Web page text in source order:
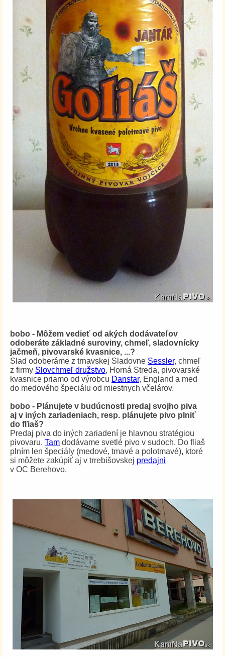
bobo - Môžem vedieť od akých dodávateľov
odoberáte základné suroviny, chmeľ, sladovnícky
jačmeň, pivovarské kvasnice, ...?
Slad odoberáme z trnavskej Sladovne Sessler, chmeľ
z firmy Slovchmeľ družstvo, Horná Streda, pivovarské
kvasnice priamo od výrobcu Danstar, England a med
do medového špeciálu od miestnych včelárov.
bobo - Plánujete v budúcnosti predaj svojho piva
aj v iných zariadeniach, resp. plánujete pivo plniť
do fľiaš?
Predaj piva do iných zariadení je hlavnou stratégiou
pivovaru. Tam dodávame svetlé pivo v sudoch. Do fliaš
plním len špeciály (medové, tmavé a polotmavé), ktoré
si môžete zakúpiť aj v trrebišovskej predajni
v OC Berehovo.